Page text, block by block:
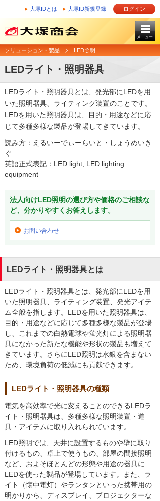
大塚IDとは 大塚ID新規登録 ログイン
メニュー
ソリューション・製品 LED照明
LEDライト・照明器具
LEDライト・照明器具とは、発光部にLEDを用
いた照明器具、ライティング装置のことです。
LEDを用いた照明器具は、目的・用途などに応
じて多種多様な製品が登場してきています。
読み方：えるいーでぃーらいと・しょうめいき
ぐ
英語正式表記：LED light, LED lighting
equipment
法人向けLED照明の選び方や価格のご相談な
ど、分かりやすくお答えします。
お問い合わせ
LEDライト・照明器具とは
LEDライト・照明器具とは、発光部にLEDを用
いた照明器具、ライティング装置、発光アイテ
ム全般を指します。LEDを用いた照明器具は、
目的・用途などに応じて多種多様な製品が登場
し、これまでの白熱電球や蛍光灯による照明器
具になかった新たな機能や形状の製品も増えて
きています。さらにLED照明は水銀を含まない
ため、環境負荷の低減にも貢献できます。
LEDライト・照明器具の種類
電気を高効率で光に変えることのできるLEDラ
イト・照明器具は、多種多様な照明装置・道
具・アイテムに取り入れられています。
LED照明では、天井に設置するものや壁に取り
付けるもの、卓上で使うもの、部屋の間接照明
など、およそほとんどの形態や用途の器具に
LEDを使った製品が登場しています。また、ラ
イト（懐中電灯）やランタンといった携帯用の
明かりから、ディスプレイ、プロジェクターな